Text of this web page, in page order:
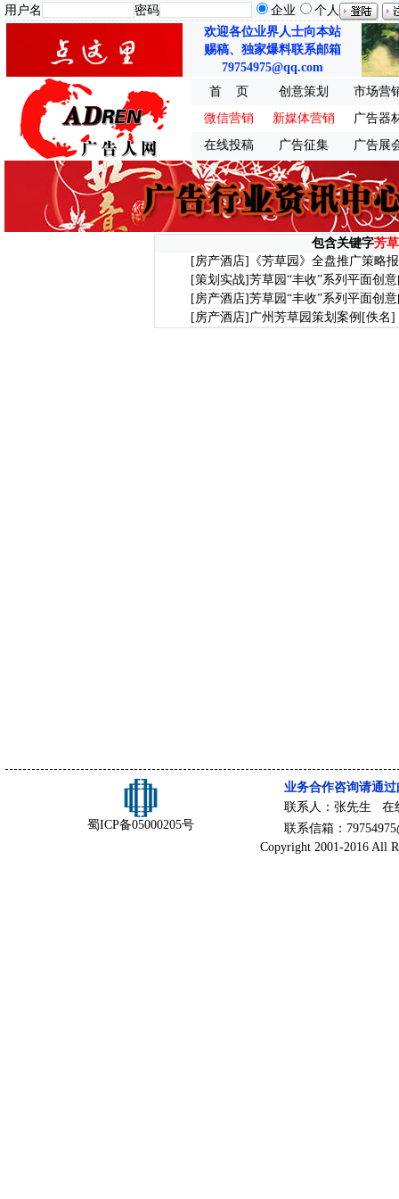
用户名 密码 企业
个人
欢迎各位业界人士向本站
赐稿、独家爆料联系邮箱
79754975@qq.com
首 页
创意策划
市场营
微信营销
新媒体营销
广告器
在线投稿
广告征集 广告展
包含关键字芳
[房产酒店]
《芳草园》全盘推广策略
[策划实战]芳草园“丰收”系列平面创
[房产酒店]芳草园“丰收”系列平面创
[房产酒店] 广州芳草园策划案例 [佚名]
蜀ICP备05000205号
业务合作咨询请通
联系人：张先生 在
联系信箱：
Copyright 2001-2016 All